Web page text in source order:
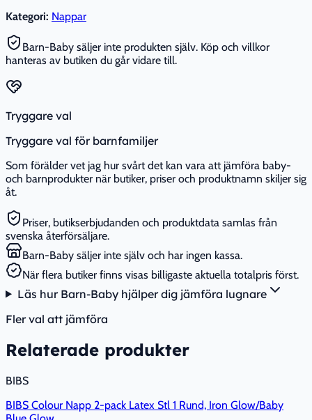
Kategori: Nappar
Barn-Baby säljer inte produkten själv. Köp och villkor
hanteras av butiken du går vidare till.
Tryggare val
Tryggare val för barnfamiljer
Som förälder vet jag hur svårt det kan vara att jämföra baby-
och barnprodukter när butiker, priser och produktnamn skiljer sig
åt.
Priser, butikserbjudanden och produktdata samlas från
svenska återförsäljare.
Barn-Baby säljer inte själv och har ingen kassa.
När flera butiker finns visas billigaste aktuella totalpris först.
Läs hur Barn-Baby hjälper dig jämföra lugnare
Fler val att jämföra
Relaterade produkter
BIBS
BIBS Colour Napp 2-pack Latex Stl 1 Rund, Iron Glow/Baby